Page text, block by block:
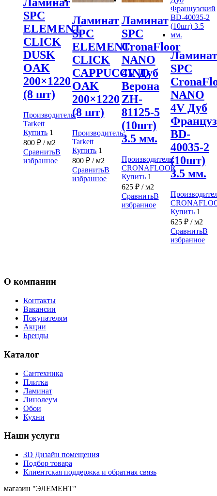
SPC
ELEMENT
CLICK
DUSK
OAK
200×1220
(8 шт)
Производитель:
Tarkett
Купить 1
800 ₽ / м2
СравнитьВ
избранное
Ламинат
SPC
ELEMENT
CLICK
CAPPUCCINO
OAK
200×1220
(8 шт)
Производитель:
Tarkett
Купить 1
800₽ / м2
СравнитьВ
избранное
Ламинат
SPC
CronaFloor
NANO
4V Дуб
Верона
ZH-
81125-5
(10шт)
3.5 мм.
Производитель:
CRONAFLOOR
Купить 1
625 ₽/ м2
СравнитьВ
избранное
Ламинат
SPC
NANO
4V Дуб
BD-
40035-2
(10шт)
3.5 мм.
Купить 1
625 ₽/ м2
СравнитьВ
избранное
О компании
Контакты
Вакансии
Покупателям
Акции
Бренды
Каталог
Сантехника
Плитка
Ламинат
Линолеум
Обои
Кухни
Наши услуги
3D Дизайн помещения
Подбор товара
Клиентская поддержка и обратная связь
магазин "ЭЛЕМЕНТ"